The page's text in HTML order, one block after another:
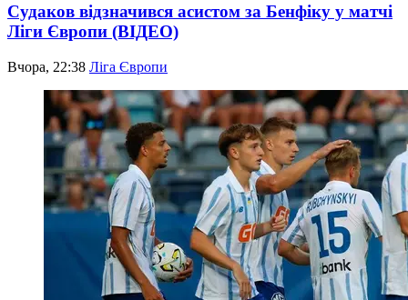
Судаков відзначився асистом за Бенфіку у матчі
Ліги Європи (ВІДЕО)
Вчора, 22:38 Ліга Європи